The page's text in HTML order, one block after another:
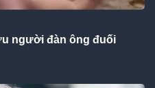
người đàn ông đuối